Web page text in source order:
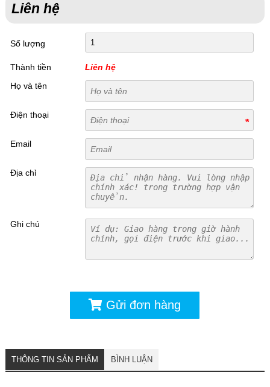
Liên hệ
Số lượng
Thành tiền
Liên hệ
Họ và tên
Điện thoại
Email
Địa chỉ
Ghi chú
Gửi đơn hàng
THÔNG TIN SẢN PHẨM BÌNH LUẬN